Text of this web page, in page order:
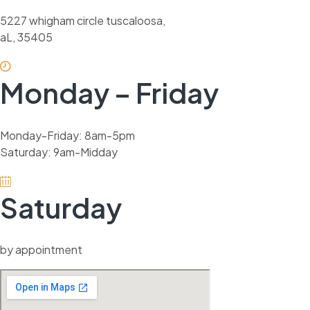
5227 whigham circle tuscaloosa,
aL, 35405
Monday – Friday
Monday-Friday: 8am-5pm
Saturday: 9am-Midday
Saturday
by appointment